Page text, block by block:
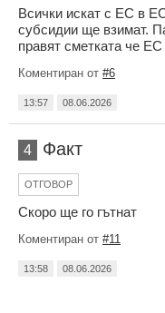
Всички искат с ЕС в
субсидии ще взимат.
правят сметката че
Коментиран от #6
13:57 08.06.2026
4 Факт
ОТГОВОР
Скоро ще го гътнат
Коментиран от #11
13:58 08.06.2026